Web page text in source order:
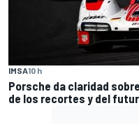
IMSA10 h
Porsche da claridad
de los recortes y del